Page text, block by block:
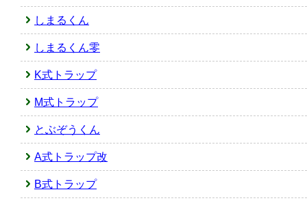
しまるくん
しまるくん零
K式トラップ
M式トラップ
とぶぞうくん
A式トラップ改
B式トラップ